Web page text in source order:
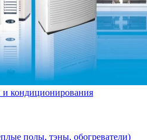
кондиционирования
полы, тэны, обогреватели)